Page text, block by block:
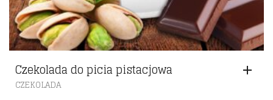
Czekolada do picia pistacjowa
CZEKOLADA